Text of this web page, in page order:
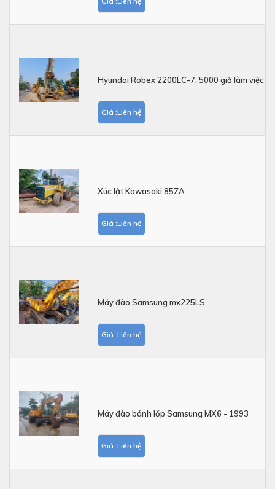
Hyundai Robex 2200LC-7, 5000 giờ làm việc
Giá :Liên hệ
Xúc lật Kawasaki 85ZA
Giá :Liên hệ
Máy đào Samsung mx225LS
Giá :Liên hệ
Máy đào bánh lốp Samsung MX6 - 1993
Giá :Liên hệ